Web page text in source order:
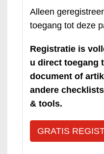
Alleen
toegang tot deze
Registratie is
u direct toegang
document of
andere
& tools.
GRATIS